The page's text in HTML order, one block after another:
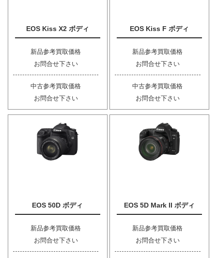
EOS Kiss X2 ボディ
新品参考買取価格
お問合せ下さい
中古参考買取価格
お問合せ下さい
EOS Kiss F ボディ
新品参考買取価格
お問合せ下さい
中古参考買取価格
お問合せ下さい
EOS 50D ボディ
新品参考買取価格
お問合せ下さい
EOS 5D Mark II ボディ
新品参考買取価格
お問合せ下さい